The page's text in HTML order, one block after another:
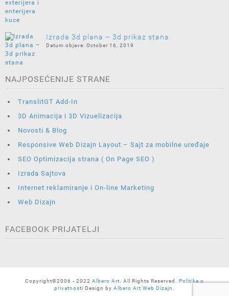
Izrada 3d plana – 3d prikaz stana
October 16, 2019
NAJPOSEĆENIJE STRANE
TranslitGT Add-In
3D Animacija i 3D Vizuelizacija
Novosti & Blog
Responsive Web Dizajn Layout – Sajt za mobilne uređaje
SEO Optimizacija strana ( On Page SEO )
Izrada Sajtova
Internet reklamiranje i On-line Marketing
Web Dizajn
FACEBOOK PRIJATELJI
Copyright©2006 - 2022 Albero Art. All Rights Reserved. Politika o
privatnosti Design by Albero Art Web Dizajn.